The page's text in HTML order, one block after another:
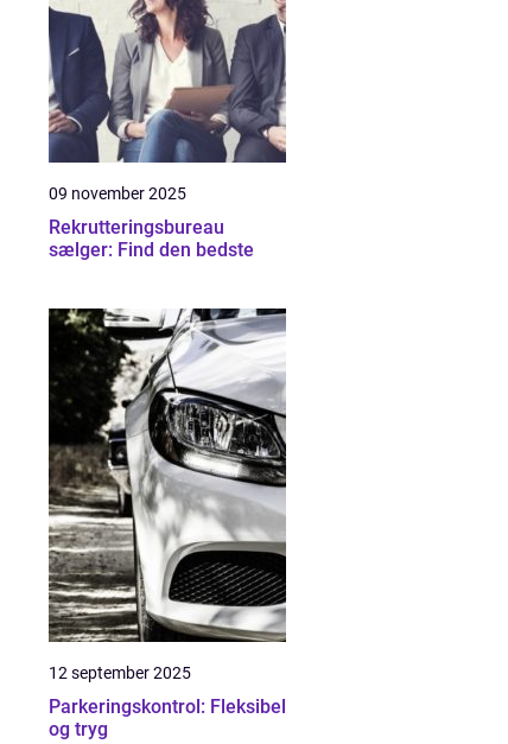
09 november 2025
Rekrutteringsbureau
sælger: Find den bedste
12 september 2025
Parkeringskontrol: Fleksibel
og tryg